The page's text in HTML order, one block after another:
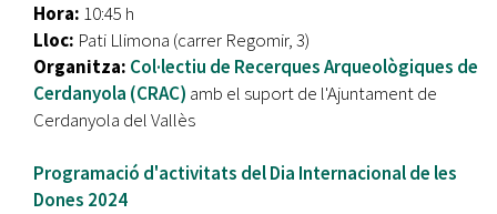
Hora: 10:45 h
Lloc: Pati Llimona (carrer Regomir, 3)
Organitza: Col·lectiu de Recerques Arqueològiques de
Cerdanyola (CRAC) amb el suport de l'Ajuntament de
Cerdanyola del Vallès
Programació d'activitats del Dia Internacional de les
Dones 2024